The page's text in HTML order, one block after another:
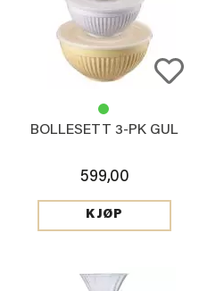
BOLLESETT 3-PK GUL
599,00
KJØP